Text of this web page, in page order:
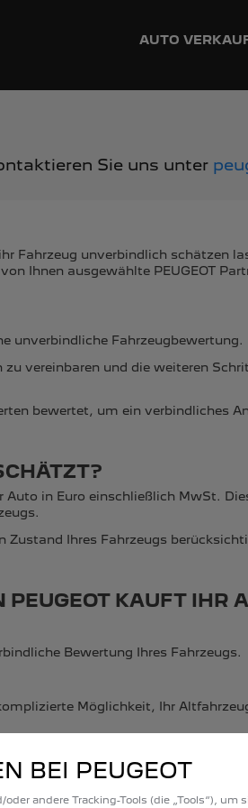
AUTO
Sie uns unter
Fahrzeug unverbindlich schätzen
Ihnen ausgewählte PEUGEOT
unverbindliche Fahrzeugbewertung.
vereinbaren und die weiteren
bewertet, um ein verbindliches
in Euro einschließlich MwSt.
Ihres Fahrzeugs
KAUFT IHR
Bewertung Ihres Fahrzeugs.
Möglichkeit, Ihr
professionell bewerten und
Sie dem Angebot zu, wird der
BEI PEUGEOT
andere Tracking-Tools (die „Tools“), um